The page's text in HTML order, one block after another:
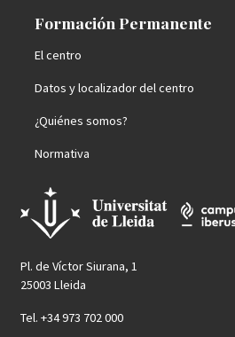
Formación Permanente
El centro
Datos y localizador del centro
¿Quiénes somos?
Normativa
Pl. de Víctor Siurana, 1
25003 Lleida
Tel. +34 973 702 000